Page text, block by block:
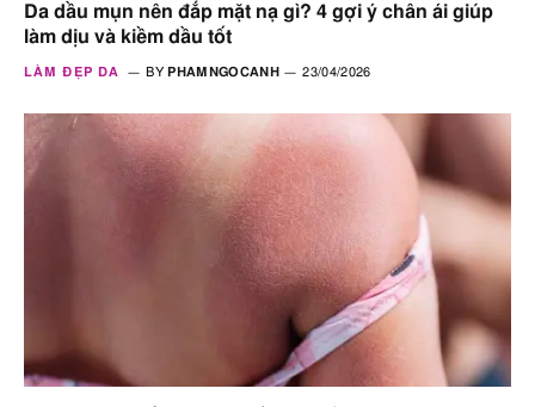
Da dầu mụn nên đắp mặt nạ gì? 4 gợi ý chân ái giúp
làm dịu và kiềm dầu tốt
LÀM ĐẸP DA BY PHAMNGOCANH 23/04/2026